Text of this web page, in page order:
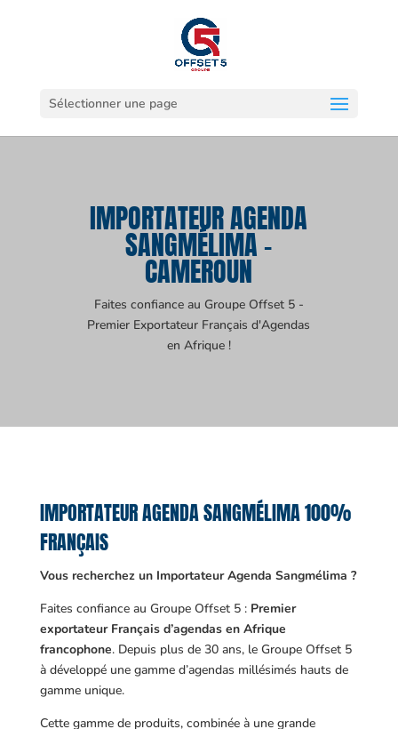
Sélectionner une page
IMPORTATEUR AGENDA
SANGMÉLIMA -
CAMEROUN
Faites confiance au Groupe Offset 5 -
Premier Exportateur Français d'Agendas
en Afrique !
IMPORTATEUR AGENDA SANGMÉLIMA 100%
FRANÇAIS
Vous recherchez un Importateur Agenda Sangmélima ?
Faites confiance au Groupe Offset 5 : Premier
exportateur Français d’agendas en Afrique
francophone. Depuis plus de 30 ans, le Groupe Offset 5
à développé une gamme d’agendas millésimés hauts de
gamme unique.
Cette gamme de produits, combinée à une grande